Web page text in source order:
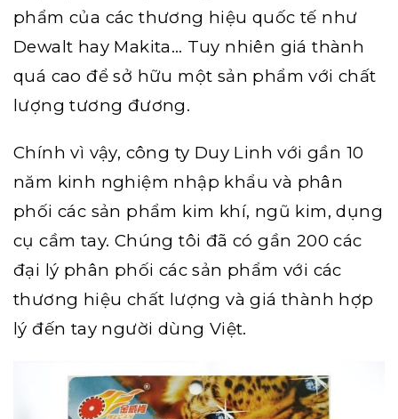
phẩm của các thương hiệu quốc tế như
Dewalt hay Makita… Tuy nhiên giá thành
quá cao để sở hữu một sản phẩm với chất
lượng tương đương.
Chính vì vậy, công ty Duy Linh với gần 10
năm kinh nghiệm nhập khẩu và phân
phối các sản phẩm kim khí, ngũ kim, dụng
cụ cầm tay. Chúng tôi đã có gần 200 các
đại lý phân phối các sản phẩm với các
thương hiệu chất lượng và giá thành hợp
lý đến tay người dùng Việt.